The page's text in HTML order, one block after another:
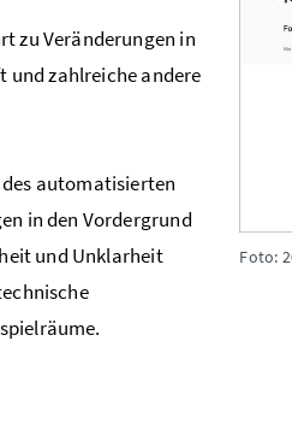
Foto:
zu Veränderungen in
und zahlreiche andere
automatisierten
in den Vordergrund
und Unklarheit